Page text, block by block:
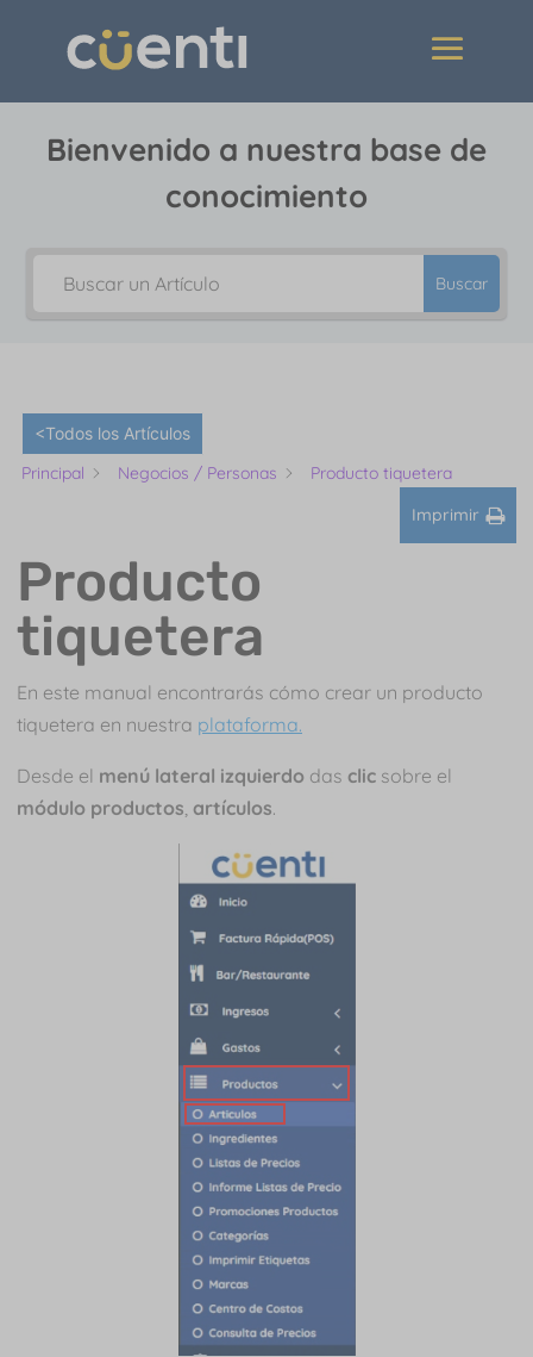
Bienvenido a nuestra base de
conocimiento
Buscar
<Todos los Artículos
Principal Negocios / Personas
Producto tiquetera
Imprimir
Producto
tiquetera
En este manual encontrarás cómo crear un producto
tiquetera en nuestra plataforma.
Desde el menú lateral izquierdo das clic sobre el
módulo productos artículos.